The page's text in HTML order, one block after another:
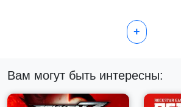
Раскройте свою силу. В мире,
незавершенным, теневая фракция
человечеству. Только ты стоишь
+
Вам могут быть интересны: